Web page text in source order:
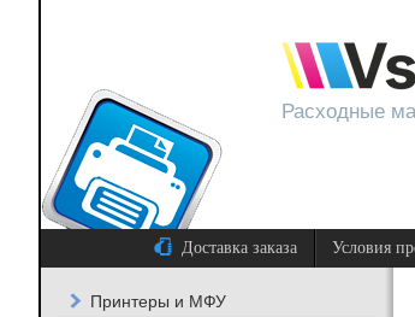
Расходные
Доставка заказа Условия
Принтеры и МФУ